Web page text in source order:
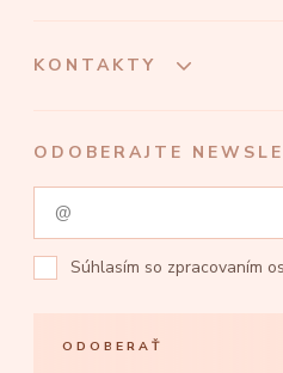
KONTAKTY
ODOBERAJTE
Súhlasím so zpracovaním
ODOBERAŤ